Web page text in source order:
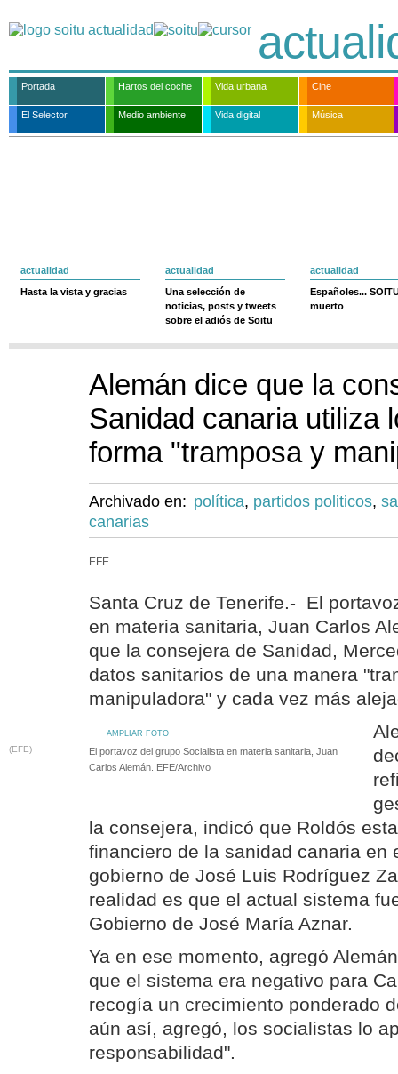
Portada Hartos del coche Vida urbana Cine
El Selector Medio ambiente Vida digital Música
actualidad
Hasta la vista y gracias
actualidad
Una selección de
noticias, posts y tweets
sobre el adiós de Soitu
actualidad
Españoles...
muerto
Alemán dice que la
Sanidad canaria utiliza
forma "tramposa y
Archivado en: política, partidos politicos,
canarias
EFE
Santa Cruz de Tenerife.- El
en materia sanitaria, Juan Carlos
que la consejera de Sanidad,
datos sanitarios de una manera
manipuladora" y cada vez más
AMPLIAR FOTO
(EFE)
El portavoz del grupo Socialista en materia sanitaria, Juan
Carlos Alemán. EFE/Archivo
la consejera, indicó que Roldós
financiero de la sanidad canaria en
gobierno de José Luis Rodríguez
realidad es que el actual sistema
Gobierno de José María Aznar.
Ya en ese momento, agregó
que el sistema era negativo para
recogía un crecimiento ponderado
aún así, agregó, los socialistas lo
responsabilidad".